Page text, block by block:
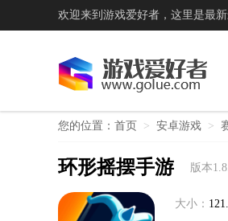
欢迎来到游戏爱好者，这里是最
您的位置： 首页 > 安卓游戏 >
环形摇摆手游 版本
大小：